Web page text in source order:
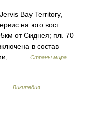
Bay Territory,
на юго вост.
от Сиднея; пл. 70
в состав
…
Страны мира.
… Википедия